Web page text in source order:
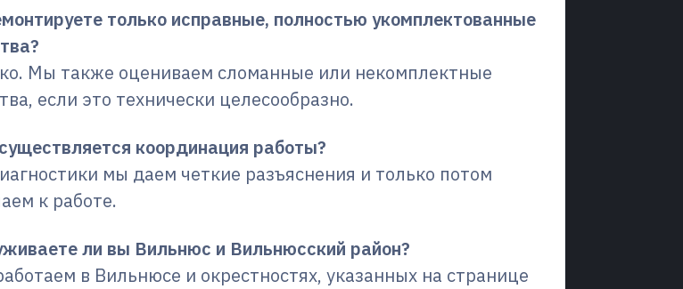
только исправные, полностью укомплектованные
Мы также оцениваем сломанные или некомплектные
если это технически целесообразно.
координация работы?
мы даем четкие разъяснения и только потом
к работе.
ли вы Вильнюс и Вильнюсский район?
в Вильнюсе и окрестностях, указанных на странице